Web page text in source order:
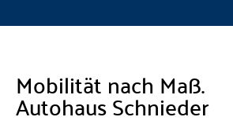
Mobilität nach Maß.
Autohaus Schnieder